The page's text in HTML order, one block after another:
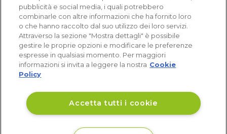
pubblicità e social media, i quali potrebbero
combinarle con altre informazioni che ha fornito loro
o che hanno raccolto dal suo utilizzo dei loro servizi.
Attraverso la sezione "Mostra dettagli" è possibile
gestire le proprie opzioni e modificare le preferenze
espresse in qualsiasi momento. Per maggiori
informazioni si invita a leggere la nostra Cookie
Policy
Accetta tutti i cookie